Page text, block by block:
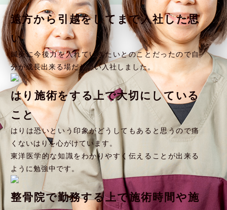
遠方から引越をしてまで入社した思
い
鍼灸に今後力を入れていきたいとのことだったので自
分が成長出来る場だと思い入社しました。
はり施術をする上で大切にしている
こと
はりは恐いという印象がどうしてもあると思うので痛
くないはりを心がけています。
東洋医学的な知識をわかりやすく伝えることが出来る
ように勉強中です。
整骨院で勤務する上で施術時間や施